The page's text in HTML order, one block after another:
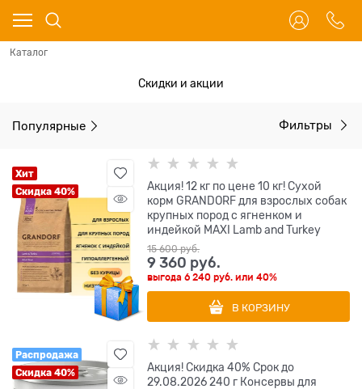
Каталог
Скидки и акции
Популярные Фильтры
Хит
Скидка 40%
Акция! 12 кг по цене 10 кг! Сухой
корм GRANDORF для взрослых собак
крупных пород с ягненком и
индейкой MAXI Lamb and Turkey
15 600 руб.
9 360 руб.
выгода6 240 руб. или40%
В КОРЗИНУ
Распродажа
Скидка 40%
Акция! Скидка 40% Срок до
29.08.2026 240 г Консервы для